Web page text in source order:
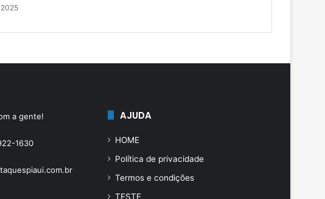
a gente!
1630
AJUDA
HOME
Política de privacidade
Termos e condições
TESTE